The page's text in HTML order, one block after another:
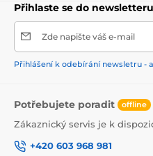
Přihlaste se do newsletteru
Zde napište váš e-mail
Přihlášení k odebírání newsletru -
Potřebujete poradit offline
Zákaznický servis je k
+420 603 968 981